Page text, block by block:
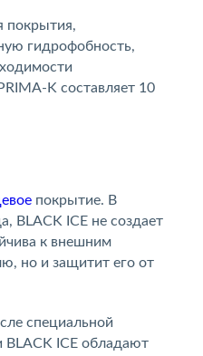
покрытия,
гидрофобность,
K составляет 10
покрытие. В
BLACK ICE не создает
к внешним
но и защитит его от
специальной
BLACK ICE обладают